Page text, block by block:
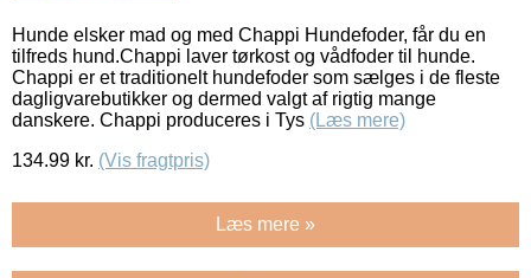
Hunde elsker mad og med Chappi Hundefoder, får du en
tilfreds hund.Chappi laver tørkost og vådfoder til hunde.
Chappi er et traditionelt hundefoder som sælges i de fleste
dagligvarebutikker og dermed valgt af rigtig mange
danskere. Chappi produceres i Tys (Læs mere)
134.99 kr. (Vis fragtpris)
Læs mere »